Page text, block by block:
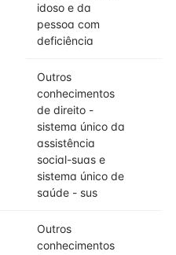
idoso e da
pessoa com
deficiência
Outros
conhecimentos
de direito -
sistema único da
assistência
social-suas e
sistema único de
saúde - sus
Outros
conhecimentos